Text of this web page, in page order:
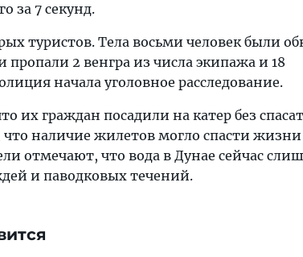
за 7 секунд.
туристов. Тела восьми человек были
пропали 2 венгра из числа экипажа и 18
начала уголовное расследование.
граждан посадили на катер без
наличие жилетов могло спасти
отмечают, что вода в Дунае сейчас
и паводковых течений.